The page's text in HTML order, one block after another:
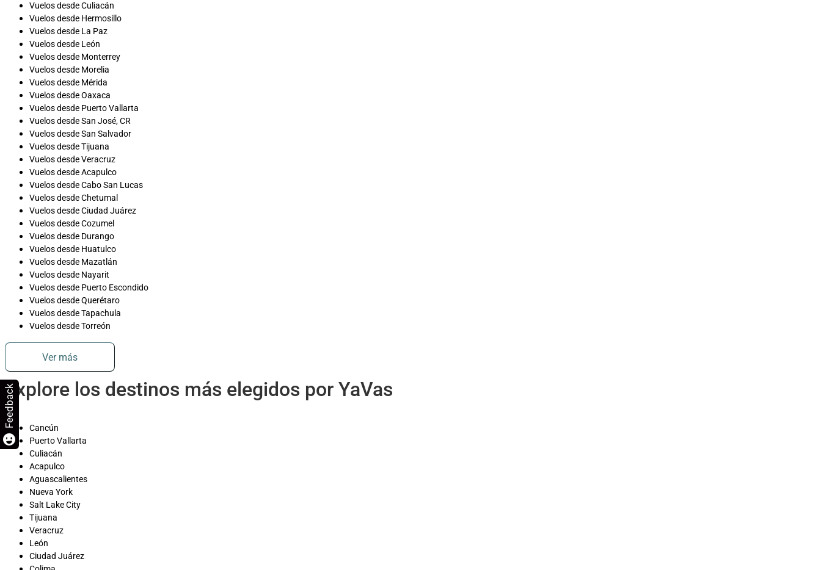
Vuelos desde Culiacán
Vuelos desde Hermosillo
Vuelos desde La Paz
Vuelos desde León
Vuelos desde Monterrey
Vuelos desde Morelia
Vuelos desde Mérida
Vuelos desde Oaxaca
Vuelos desde Puerto Vallarta
Vuelos desde San José, CR
Vuelos desde San Salvador
Vuelos desde Tijuana
Vuelos desde Veracruz
Vuelos desde Acapulco
Vuelos desde Cabo San Lucas
Vuelos desde Chetumal
Vuelos desde Ciudad Juárez
Vuelos desde Cozumel
Vuelos desde Durango
Vuelos desde Huatulco
Vuelos desde Mazatlán
Vuelos desde Nayarit
Vuelos desde Puerto Escondido
Vuelos desde Querétaro
Vuelos desde Tapachula
Vuelos desde Torreón
Ver más
Explore los destinos más elegidos por YaVas
Cancún
Puerto Vallarta
Culiacán
Acapulco
Aguascalientes
Nueva York
Salt Lake City
Tijuana
Veracruz
León
Ciudad Juárez
Feedback